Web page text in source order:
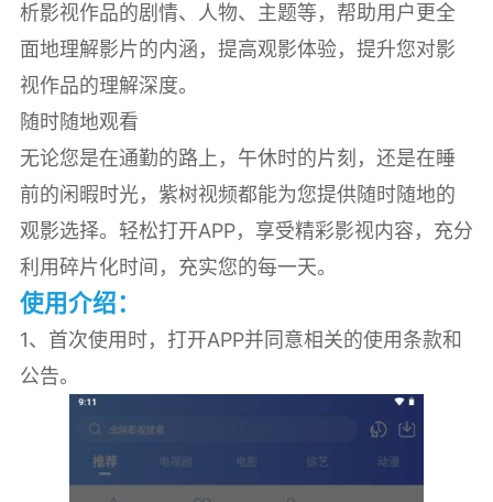
析影视作品的剧情、人物、主题等，帮助用户更全
面地理解影片的内涵，提高观影体验，提升您对影
视作品的理解深度。
随时随地观看
无论您是在通勤的路上，午休时的片刻，还是在睡
前的闲暇时光，紫树视频都能为您提供随时随地的
观影选择。轻松打开APP，享受精彩影视内容，充分
利用碎片化时间，充实您的每一天。
使用介绍：
1、首次使用时，打开APP并同意相关的使用条款和
公告。